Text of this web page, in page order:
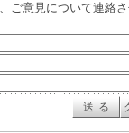
ご意見について連絡